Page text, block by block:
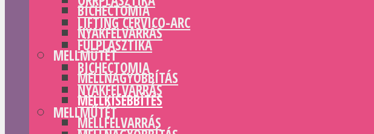
BICHECTOMIA
NYAKFELVARRÁS
MELLMŰTÉT
MELLNAGYOBBÍTÁS
MELLKISEBBÍTÉS
MELLFELVARRÁS
LIFTING CERVICO-ARC
FÜLPLASZTIKA
BICHECTOMIA
NYAKFELVARRÁS
MELLMŰTÉT